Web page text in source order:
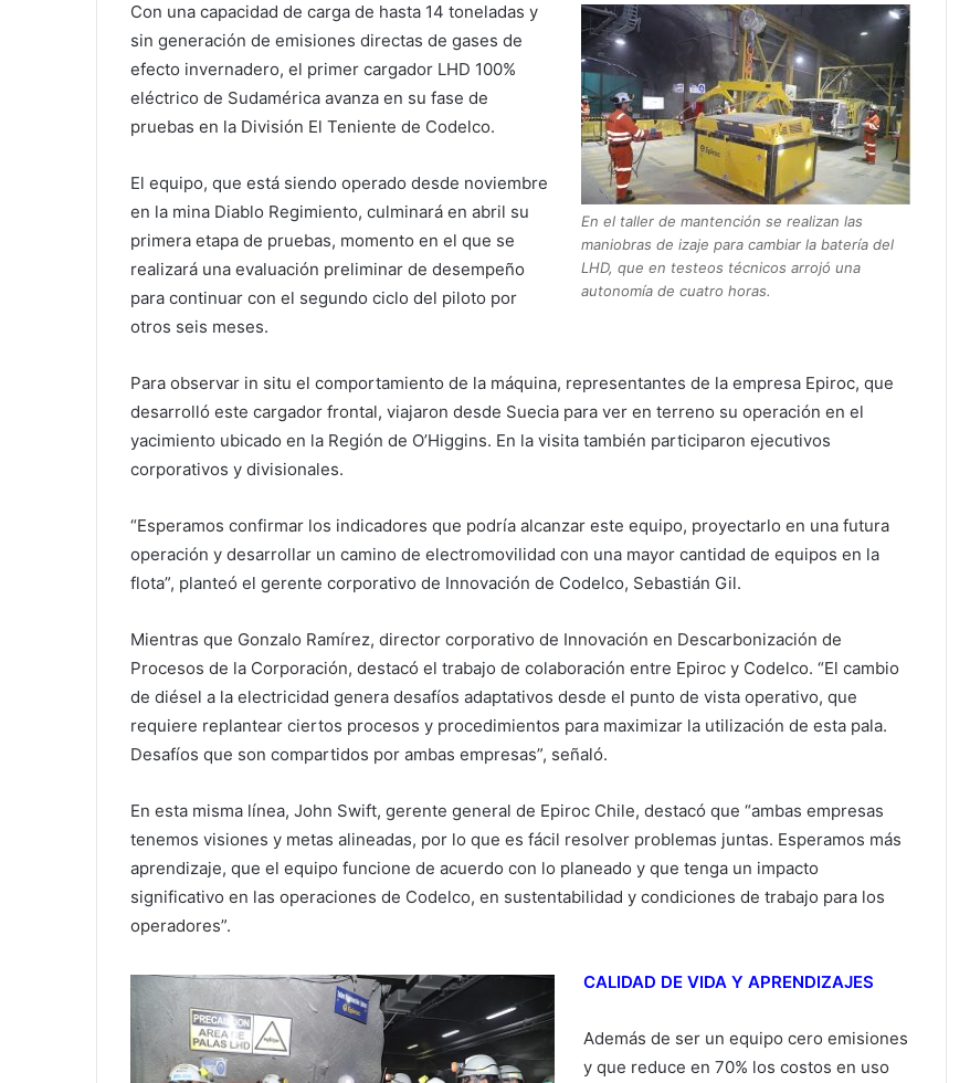
En el taller de mantención se realizan las
maniobras de izaje para cambiar la batería del
LHD, que en testeos técnicos arrojó una
autonomía de cuatro horas.
Con una capacidad de carga de hasta 14 toneladas y
sin generación de emisiones directas de gases de
efecto invernadero, el primer cargador LHD 100%
eléctrico de Sudamérica avanza en su fase de
pruebas en la División El Teniente de Codelco.
El equipo, que está siendo operado desde noviembre
en la mina Diablo Regimiento, culminará en abril su
primera etapa de pruebas, momento en el que se
realizará una evaluación preliminar de desempeño
para continuar con el segundo ciclo del piloto por
otros seis meses.
Para observar in situ el comportamiento de la máquina, representantes de la empresa Epiroc, que
desarrolló este cargador frontal, viajaron desde Suecia para ver en terreno su operación en el
yacimiento ubicado en la Región de O’Higgins. En la visita también participaron ejecutivos
corporativos y divisionales.
“Esperamos confirmar los indicadores que podría alcanzar este equipo, proyectarlo en una futura
operación y desarrollar un camino de electromovilidad con una mayor cantidad de equipos en la
flota”, planteó el gerente corporativo de Innovación de Codelco, Sebastián Gil.
Mientras que Gonzalo Ramírez, director corporativo de Innovación en Descarbonización de
Procesos de la Corporación, destacó el trabajo de colaboración entre Epiroc y Codelco. “El cambio
de diésel a la electricidad genera desafíos adaptativos desde el punto de vista operativo, que
requiere replantear ciertos procesos y procedimientos para maximizar la utilización de esta pala.
Desafíos que son compartidos por ambas empresas”, señaló.
En esta misma línea, John Swift, gerente general de Epiroc Chile, destacó que “ambas empresas
tenemos visiones y metas alineadas, por lo que es fácil resolver problemas juntas. Esperamos más
aprendizaje, que el equipo funcione de acuerdo con lo planeado y que tenga un impacto
significativo en las operaciones de Codelco, en sustentabilidad y condiciones de trabajo para los
operadores”.
CALIDAD DE VIDA Y APRENDIZAJES
Además de ser un equipo cero emisiones
y que reduce en 70% los costos en uso